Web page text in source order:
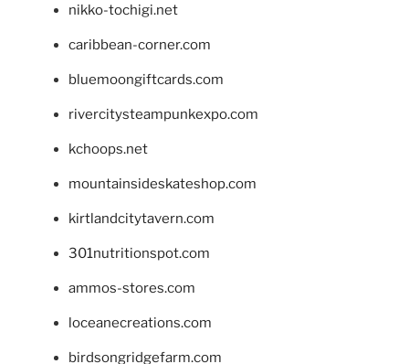
nikko-tochigi.net
caribbean-corner.com
bluemoongiftcards.com
rivercitysteampunkexpo.com
kchoops.net
mountainsideskateshop.com
kirtlandcitytavern.com
301nutritionspot.com
ammos-stores.com
loceanecreations.com
birdsongridgefarm.com